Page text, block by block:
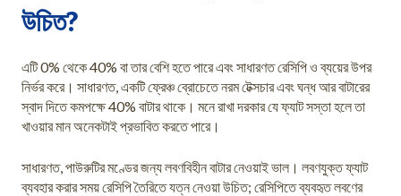
উচিত?
এটি 0% থেকে 40% বা তার বেশি হতে পারে এবং সাধারণত রেসিপি ও ব্যয়ের উপর
নির্ভর করে। সাধারণত, একটি ফ্রেঞ্চ ব্রোচেতে নরম টেক্সচার এবং ঘন্ধ আর বাটারের
স্বাদ দিতে কমপক্ষে 40% বাটার থাকে। মনে রাখা দরকার যে ফ্যাট সস্তা হলে তা
খাওয়ার মান অনেকটাই প্রভাবিত করতে পারে।
সাধারণত, পাউরুটির মণ্ডের জন্য লবণবিহীন বাটার নেওয়াই ভাল। লবণযুক্ত ফ্যাট
ব্যবহার করার সময় রেসিপি তৈরিতে যত্ন নেওয়া উচিত; রেসিপিতে ব্যবহৃত লবণের